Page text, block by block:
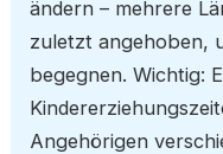
ändern – mehrere
zuletzt angehoben,
begegnen. Wichtig:
Angehörigen